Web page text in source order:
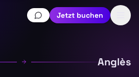
Jetzt buchen
Anglès